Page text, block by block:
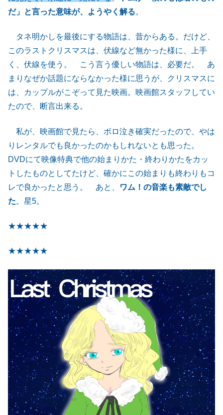
だ」と言った意味が、ようやく解る。
タネ明かしを最後にする物語は、昔からある。だけど、
このラストクリスマスは、伏線など無かった様に、上手
く、伏線を使う。 こう言う優しい物語は、必要だ。 あ
まりなぜか話題にならなかった様に思うが、クリスマスに
は、カップルがこぞって見た映画。映画館スタッフしてい
たので、断言出来る。
私が、映画館で見たら、ボロ泣き確実だったので、やは
りレンタルでも良かったのかもしれないとも思った。
DVDにて映像特典で他の始まりかた・終わりかたをカッ
トしたものとしてたけど、確かにこの始まりも終わりもコ
レで良かったと思う。 あと、
ワム！の音楽も素敵でし
た。星5。
★★★★★
★★★★★